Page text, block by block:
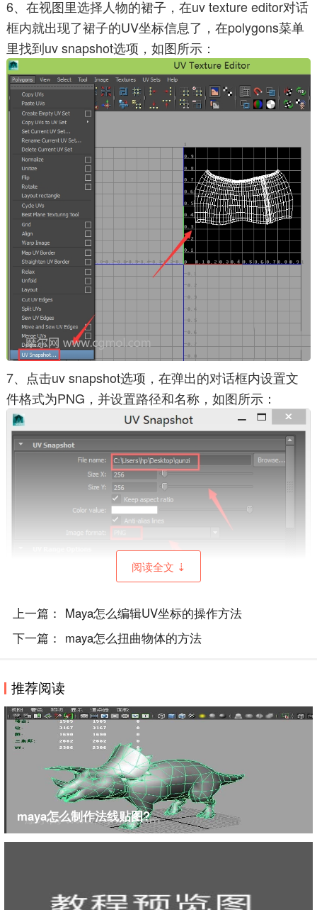
6、在视图里选择人物的裙子，在uv texture editor对话
框内就出现了裙子的UV坐标信息了，在polygons菜单
里找到uv snapshot选项，如图所示：
7、点击uv snapshot选项，在弹出的对话框内设置文
件格式为PNG，并设置路径和名称，如图所示：
8、按照以上的操作步骤将人物所有的uv都制作出来，
然后打开ps这款软件，如图所示：
阅读全文 ⇣
上一篇： Maya怎么编辑UV坐标的操作方法
下一篇： maya怎么扭曲物体的方法
推荐阅读
maya怎么制作法线贴图?